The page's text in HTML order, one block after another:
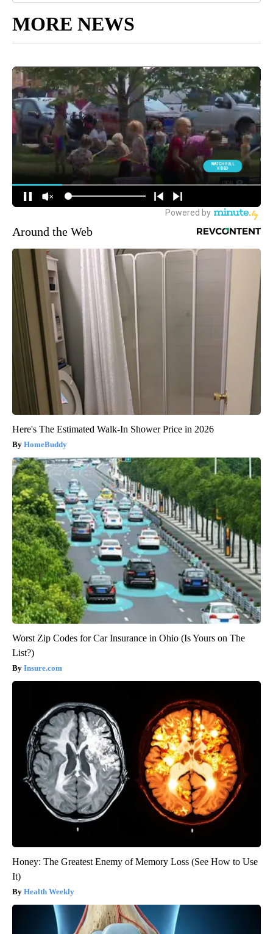
MORE NEWS
Around the Web
Here's The Estimated Walk-In Shower Price in 2026
HomeBuddy
Worst Zip Codes for Car Insurance in Ohio (Is Yours on The
List?)
Insure.com
Honey: The Greatest Enemy of Memory Loss (See How to Use
It)
Health Weekly